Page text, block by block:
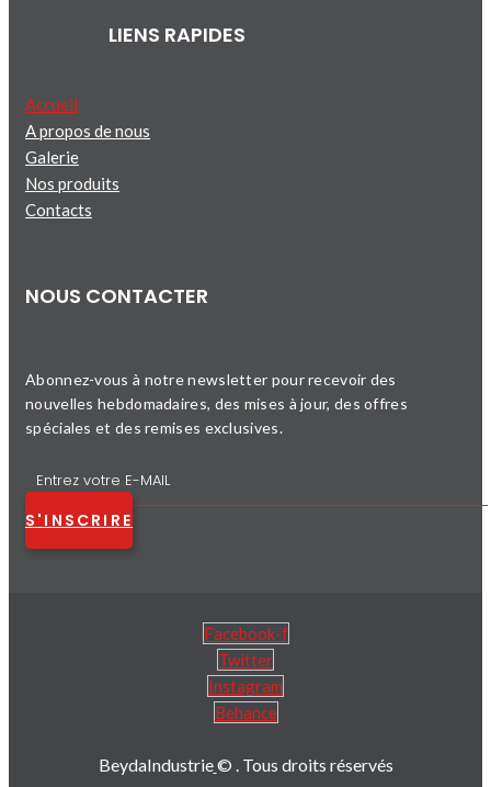
LIENS RAPIDES
Accueil
A propos de nous
Galerie
Nos produits
Contacts
NOUS CONTACTER
Abonnez-vous à notre newsletter pour recevoir des
nouvelles hebdomadaires, des mises à jour, des offres
spéciales et des remises exclusives.
S'INSCRIRE
Facebook-f
Twitter
Instagram
Behance
BeydaIndustrie© . Tous droits réservés